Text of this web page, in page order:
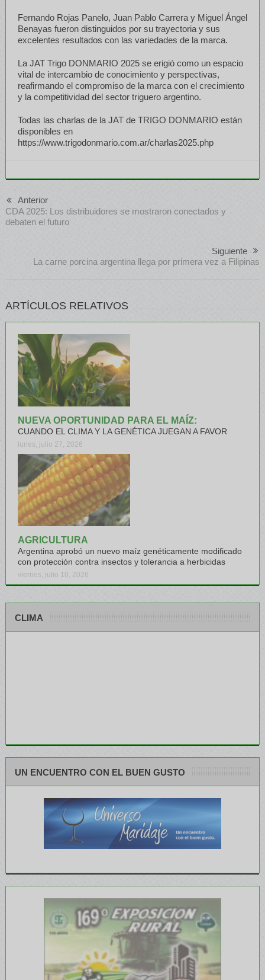
Fernando Rojas Panelo, Juan Pablo Carrera y Miguel Ángel
Benayas fueron distinguidos por su trayectoria y sus
excelentes resultados con las variedades de la marca.
La JAT Trigo DONMARIO 2025 se erigió como un espacio
vital de intercambio de conocimiento y perspectivas,
reafirmando el compromiso de la marca con el crecimiento
y la competitividad del sector triguero argentino.
Todas las charlas de la JAT de TRIGO DONMARIO están
disponibles en
https://www.trigodonmario.com.ar/charlas2025.php
Anterior
CDA 2025: Los distribuidores se mostraron conectados y
debaten el futuro
Siguiente
La carne porcina argentina llega por primera vez a Filipinas
ARTÍCULOS RELATIVOS
NUEVA OPORTUNIDAD PARA EL MAÍZ:
CUANDO EL CLIMA Y LA GENÉTICA JUEGAN A FAVOR
lunes, julio 27, 2026
AGRICULTURA
Argentina aprobó un nuevo maíz genéticamente modificado
con protección contra insectos y tolerancia a herbicidas
viernes, julio 10, 2026
CLIMA
UN ENCUENTRO CON EL BUEN GUSTO